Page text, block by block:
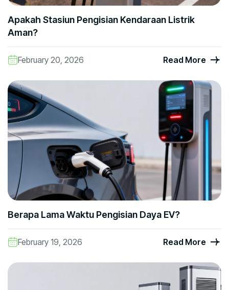
Apakah Stasiun Pengisian Kendaraan Listrik
Aman?
February 20, 2026 Read More
Berapa Lama Waktu Pengisian Daya EV?
February 19, 2026 Read More